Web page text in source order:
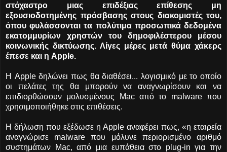
στόχαστρο μιας επιδέξιας επίθεσης μη
εξουσιοδοτημένης πρόσβασης στους διακομιστές του,
όπου φυλάσσονται τα πολύτιμα προσωπικά δεδομένα
εκατομμυρίων χρηστών του δημοφιλέστερου μέσου
κοινωνικής δικτύωσης. Λίγες μέρες μετά θύμα χάκερς
έπεσε και η Apple.
Η Apple δηλώνει πως θα διαθέσει... λογισμικό με το οποίο
οι πελάτες της θα μπορούν να αναγνωρίσουν και να
επιδιορθώσουν μολυσμένους Mac από το malware που
χρησιμοποιήθηκε στις επιθέσεις.
Η δήλωση που εξέδωσε η Apple αναφέρει πως, «η εταιρεία
αναγνώρισε malware που μόλυνε περιορισμένο αριθμό
συστημάτων Mac, από μια ευπάθεια στο plug-in για την